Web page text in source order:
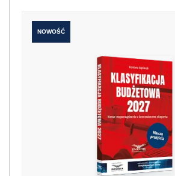
NOWOŚĆ